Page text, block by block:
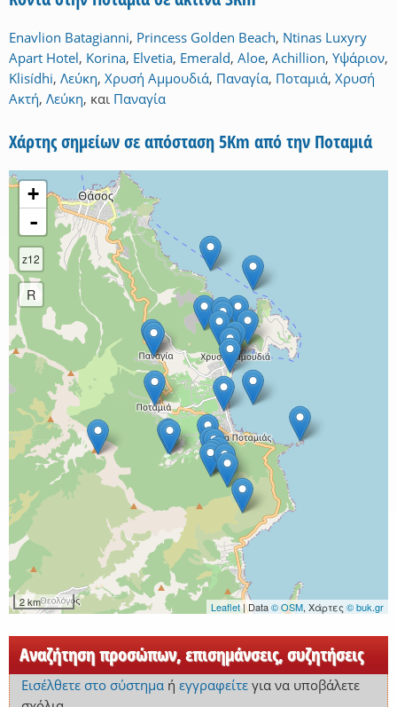
Enavlion Batagianni, Princess Golden Beach, Ntinas Luxyry
Apart Hotel, Korina, Elvetia, Emerald, Aloe, Achillion, Υψάριον,
Klisídhi, Λεύκη, Χρυσή Αμμουδιά, Παναγία, Ποταμιά, Χρυσή
Ακτή, Λεύκη, και Παναγία
Χάρτης σημείων σε απόσταση 5Km από την Ποταμιά
+
-
z12
R
2 km Leaflet| Data© OSM, Χάρτες © buk.gr
Αναζήτηση προσώπων, επισημάνσεις, συζητήσεις
Εισέλθετε στο σύστημαή εγγραφείτεγια να υποβάλετε